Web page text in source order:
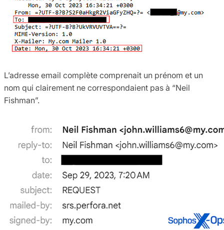
L’adresse email complète comprenait un prénom et un
nom qui clairement ne correspondaient pas à “Neil
Fishman”.